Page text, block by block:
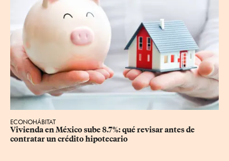
ECONOHÁBITAT
Vivienda en México sube 8.7%: qué revisar antes de
contratar un crédito hipotecario